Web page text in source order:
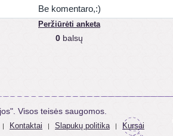
Be komentaro,:)
Peržiūrėti anketa
0 balsų
Visos teisės saugomos.
| Kontaktai | Slapukų politika | Kursai